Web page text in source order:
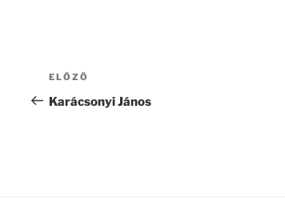
Bejegyzés
navigáció
Korábbi
bejegyzés
ELŐZŐ
Karácsonyi János